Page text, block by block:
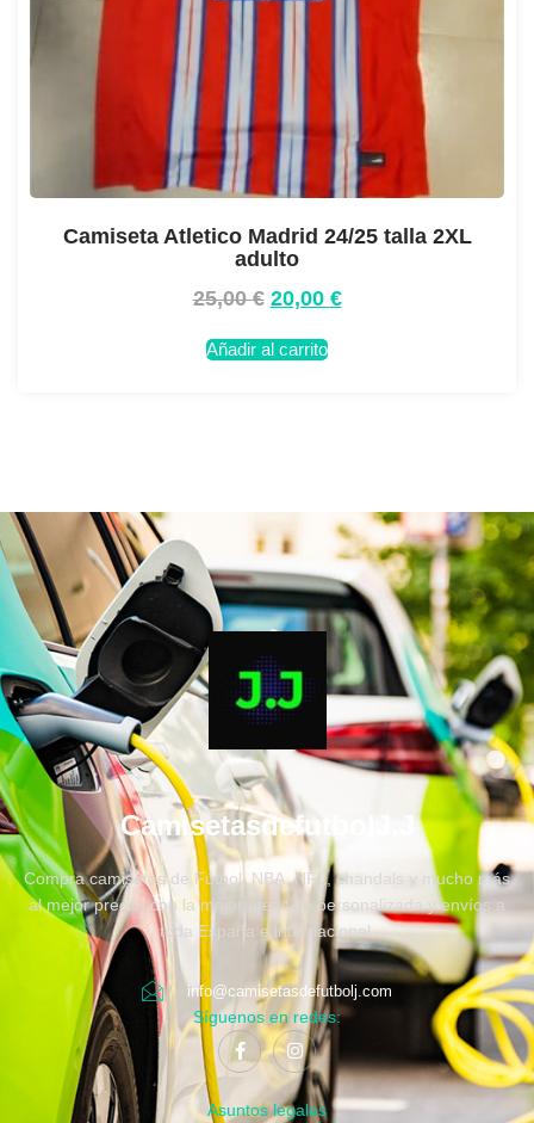
Camiseta Atletico Madrid 24/25 talla 2XL
adulto
25,00€ 20,00 €
Añadir al carrito
CamisetasdefutbolJ.J
Compra camisetas de Fútbol, NBA, NFL, chandals y mucho más
al mejor precio, con la mejor atención personalizada y envíos a
toda España e internacional.
info@camisetasdefutbolj.com
Síguenos en redes:
Asuntos legales